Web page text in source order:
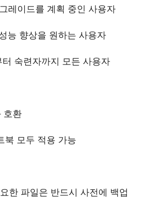
레이드를 계획 중인 사용자
능 향상을 원하는 사용자
숙련자까지 모든 사용자
호환
북 모두 적용 가능
한 파일은 반드시 사전에 백업